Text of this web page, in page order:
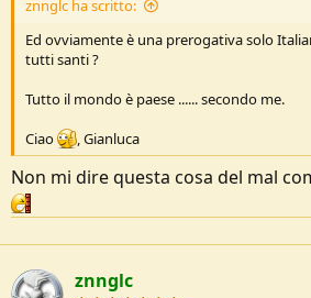
znnglc ha scritto:
Ed ovviamente è una prerogativa solo
tutti santi ?
Tutto il mondo è paese ...... secondo me.
Ciao
, Gianluca
Non mi dire questa cosa del mal
znnglc